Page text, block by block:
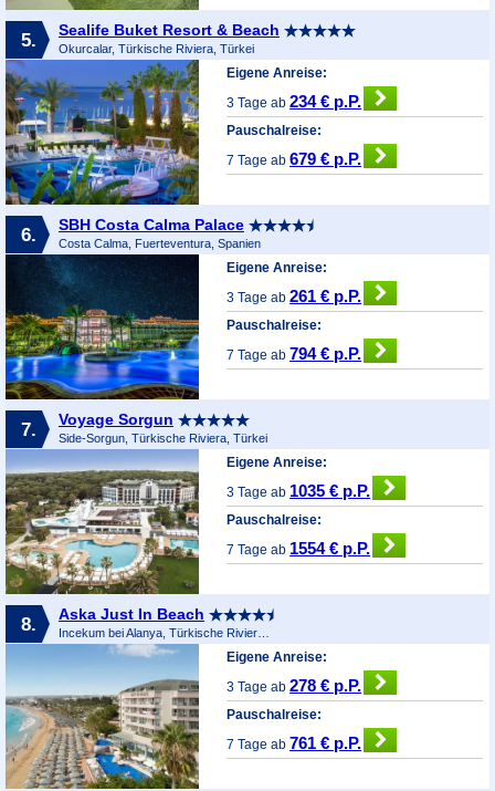
5. Sealife Buket Resort & Beach
Okurcalar, Türkische Riviera, Türkei
Eigene Anreise:
3 Tage ab234 € p.P.
Pauschalreise:
7 Tage ab679 € p.P.
6. SBH Costa Calma Palace
Costa Calma, Fuerteventura, Spanien
Eigene Anreise:
3 Tage ab261 € p.P.
Pauschalreise:
7 Tage ab 794 € p.P.
7. Voyage Sorgun
Side-Sorgun, Türkische Riviera, Türkei
Eigene Anreise:
3 Tage ab 1035 € p.P.
Pauschalreise:
7 Tage ab 1554 € p.P.
8. Aska Just In Beach
Incekum bei Alanya, Türkische Riviera, Türkei
Eigene Anreise:
3 Tage ab278 € p.P.
Pauschalreise:
7 Tage ab761 € p.P.